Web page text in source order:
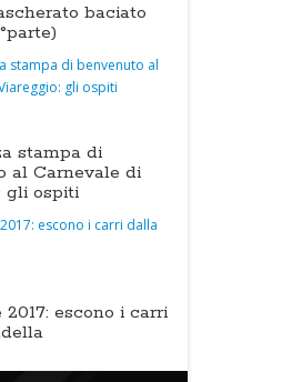
baciato
stampa di
al Carnevale di
gli ospiti
escono i carri